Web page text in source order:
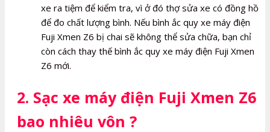
xe ra tiệm để kiểm tra, vì ở đó thợ sửa xe có đồng hồ
để đo chất lượng bình. Nếu bình ắc quy xe máy điện
Fuji Xmen Z6 bị chai sẽ không thể sửa chữa, bạn chỉ
còn cách thay thế bình ắc quy xe máy điện Fuji Xmen
Z6 mới.
2. Sạc xe máy điện Fuji Xmen Z6
bao nhiêu vôn ?